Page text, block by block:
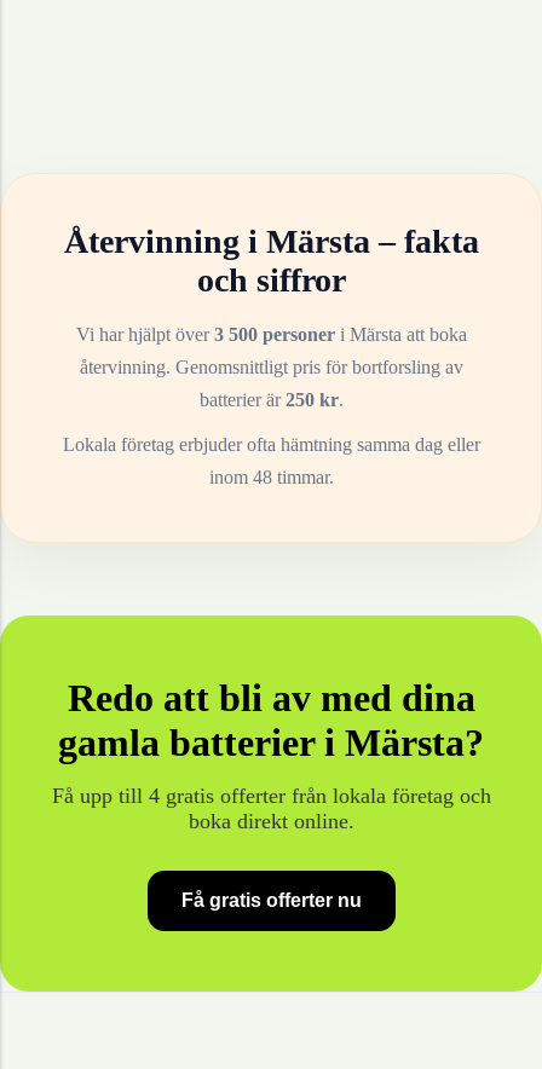
Återvinning i Märsta– fakta
och siffror
Vi har hjälpt över3 500 personeri Märsta att boka
återvinning. Genomsnittligt pris för bortforsling av
batterierär250kr.
Lokala företag erbjuder ofta hämtning samma dag eller
inom 48 timmar.
Redo att bli av med dina
gamla batterieri Märsta?
Få upp till 4 gratis offerter från lokala företag och
boka direkt online.
Få gratis offerter nu